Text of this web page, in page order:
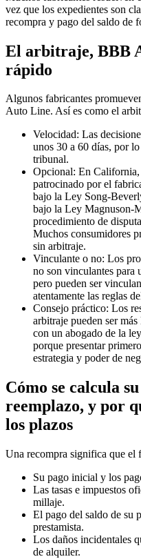
vez que los expedientes son
recompra y pago del saldo de
El arbitraje, BBB
rápido
Algunos fabricantes
Auto Line. Así es como el
Velocidad: Las
unos 30 a 60 días, por
tribunal.
Opcional: En
patrocinado por el
bajo la Ley Song-
bajo la Ley Magnuson-
procedimiento de
Muchos consumidores
sin arbitraje.
Vinculante o no: Los
no son vinculantes para
pero pueden ser
atentamente las reglas
Consejo práctico: Los
arbitraje pueden ser
con un abogado de la
porque presentar
estrategia y poder de
Cómo se calcula
reemplazo, y por
los plazos
Una recompra significa que el
Su pago inicial y los
Las tasas e impuestos
millaje.
El pago del saldo de su
prestamista.
Los daños incidentales
de alquiler.